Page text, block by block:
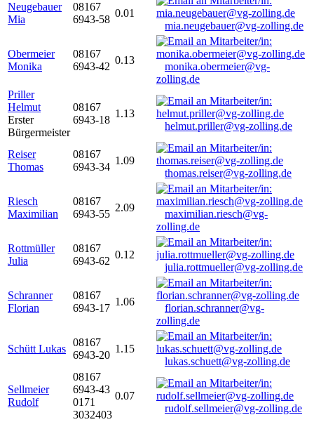
Neugebauer
Mia
08167
6943-58
0.01
mia.neugebauer@vg-zolling.de
Obermeier
Monika
08167
6943-42
0.13
monika.obermeier@vg-
zolling.de
Priller
Helmut
Erster
Bürgermeister
08167
6943-18
1.13
helmut.priller@vg-zolling.de
Reiser
Thomas
08167
6943-34
1.09
thomas.reiser@vg-zolling.de
Riesch
Maximilian
08167
6943-55
2.09
maximilian.riesch@vg-
zolling.de
Rottmüller
Julia
08167
6943-62
0.12
julia.rottmueller@vg-zolling.de
Schranner
Florian
08167
6943-17
1.06
florian.schranner@vg-
zolling.de
Schütt Lukas
08167
6943-20
1.15
lukas.schuett@vg-zolling.de
Sellmeier
Rudolf
08167
6943-43
0171
3032403
0.07
rudolf.sellmeier@vg-zolling.de